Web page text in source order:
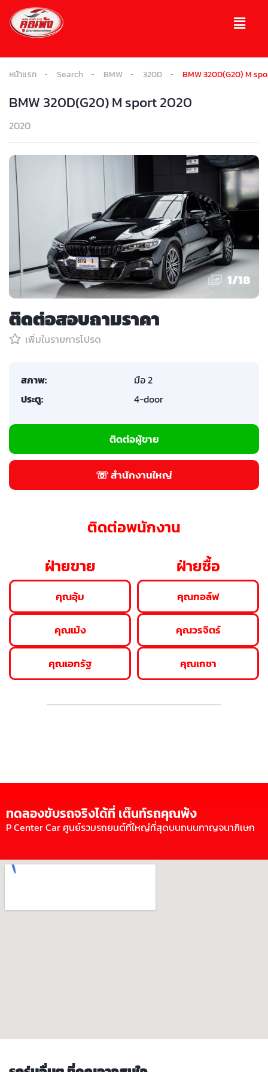
หน้าแรก Search BMW 320D BMW 320D(G20) M
BMW 320D(G20) M sport 2020
2020
1/18
ติดต่อสอบถามราคา
เพิ่มในรายการโปรด
สภาพ:
มือ 2
ประตู:
4-door
ติดต่อผู้ขาย
☏ สำนักงานใหญ่
ติดต่อพนักงาน
ฝ่ายขาย
คุณอุ้ม
คุณเม้ง
คุณเอกรัฐ
ฝ่ายซื้อ
คุณกอล์ฟ
คุณวรจิตร์
คุณเกชา
ทดลองขับรถจริงได้ที่ เต๊นท์รถคุณพ้ง
P Center Car ศูนย์รวมรถยนต์ที่ใหญ่ที่สุดบนถนนกาญจนาภิเษก